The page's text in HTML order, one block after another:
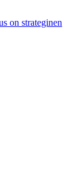
on strateginen